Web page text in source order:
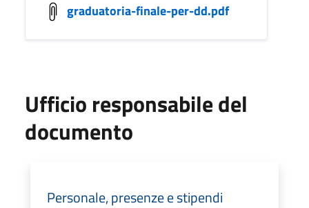
graduatoria-finale-per-dd.pdf
Ufficio responsabile del
documento
Personale, presenze e stipendi